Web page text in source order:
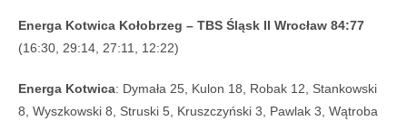
Energa Kotwica Kołobrzeg – TBS Śląsk II Wrocław 84:77
(16:30, 29:14, 27:11, 12:22)
Energa Kotwica: Dymała 25, Kulon 18, Robak 12, Stankowski
8, Wyszkowski 8, Struski 5, Kruszczyński 3, Pawlak 3, Wątroba